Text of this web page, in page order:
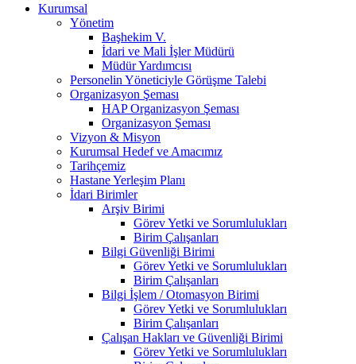
Kurumsal
Yönetim
Başhekim V.
İdari ve Mali İşler Müdürü
Müdür Yardımcısı
Personelin Yöneticiyle Görüşme Talebi
Organizasyon Şeması
HAP Organizasyon Şeması
Organizasyon Şeması
Vizyon & Misyon
Kurumsal Hedef ve Amacımız
Tarihçemiz
Hastane Yerleşim Planı
İdari Birimler
Arşiv Birimi
Görev Yetki ve Sorumlulukları
Birim Çalışanları
Bilgi Güvenliği Birimi
Görev Yetki ve Sorumlulukları
Birim Çalışanları
Bilgi İşlem / Otomasyon Birimi
Görev Yetki ve Sorumlulukları
Birim Çalışanları
Çalışan Hakları ve Güvenliği Birimi
Görev Yetki ve Sorumlulukları